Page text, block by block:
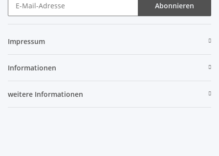
Abonnieren
Impressum
Informationen
weitere Informationen